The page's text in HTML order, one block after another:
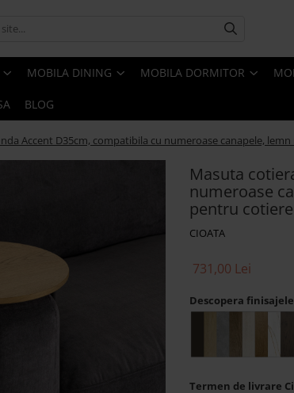
MOBILA DINING MOBILA DORMITOR
BLOG
Accent D35cm, compatibila cu numeroase canapele,
Masuta
numeroase
pentru
CIOATA
731,00 Lei
Descopera
Termen de livrare